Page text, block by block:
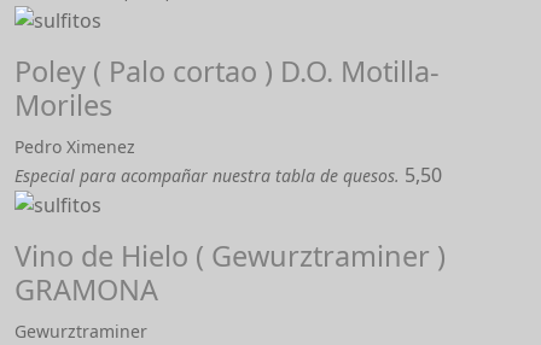
Poley ( Palo cortao ) D.O. Motilla-
Moriles
Pedro Ximenez
Especial para acompañar nuestra tabla de quesos. 5,50
Vino de Hielo ( Gewurztraminer )
GRAMONA
Gewurztraminer